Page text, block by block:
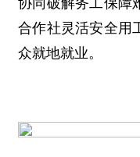
协同破解务工保障
合作社灵活安全用
众就地就业。